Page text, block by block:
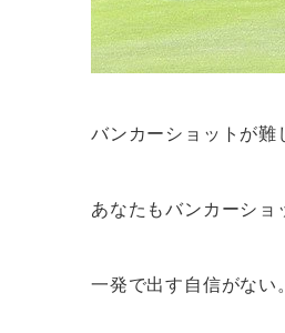
バンカーショットが難
あなたもバンカーショ
一発で出す自信がない。